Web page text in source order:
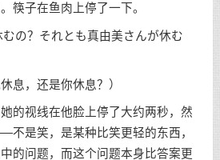
子在鱼肉上停了一下。
の？それとも真由美さんが休む
，还是你休息？）
视线在他脸上停了大约两秒，然
是笑，是某种比笑更轻的东西，
的问题，而这个问题本身比答案更